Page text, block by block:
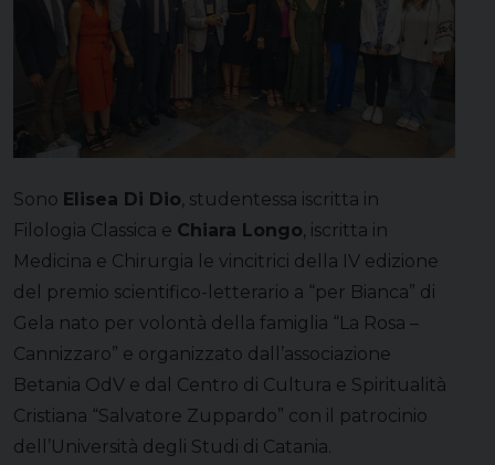
Sono Elisea Di Dio, studentessa iscritta in
Filologia Classica e Chiara Longo, iscritta in
Medicina e Chirurgia le vincitrici della IV edizione
del premio scientifico-letterario a “per Bianca” di
Gela nato per volontà della famiglia “La Rosa –
Cannizzaro” e organizzato dall’associazione
Betania OdV e dal Centro di Cultura e Spiritualità
Cristiana “Salvatore Zuppardo” con il patrocinio
dell’Università degli Studi di Catania.